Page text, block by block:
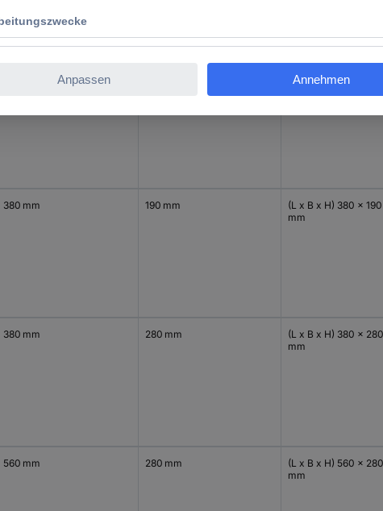
(L x B x H) 280 x 190
380 mm 190 mm
(L x B x H) 380 x
mm
380 mm 280 mm
(L x B x H) 380 x
mm
560 mm 280 mm
(L x B x H) 560 x
mm